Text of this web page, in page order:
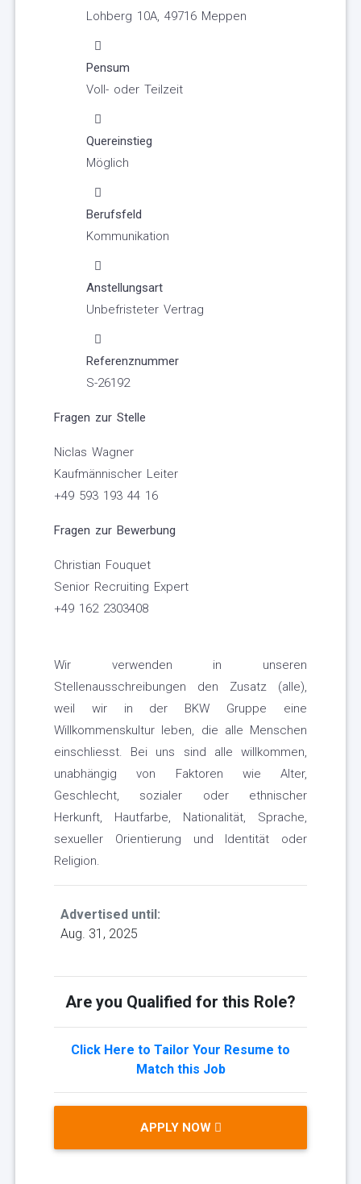
Lohberg 10A, 49716 Meppen
Pensum
Voll- oder Teilzeit
Quereinstieg
Möglich
Berufsfeld
Kommunikation
Anstellungsart
Unbefristeter Vertrag
Referenznummer
S-26192
Fragen zur Stelle
Niclas Wagner
Kaufmännischer Leiter
+49 593 193 44 16
Fragen zur Bewerbung
Christian Fouquet
Senior Recruiting Expert
+49 162 2303408
Wir verwenden in unseren
Stellenausschreibungen den Zusatz (alle),
weil wir in der BKW Gruppe eine
Willkommenskultur leben, die alle Menschen
einschliesst. Bei uns sind alle willkommen,
unabhängig von Faktoren wie Alter,
Geschlecht, sozialer oder ethnischer
Herkunft, Hautfarbe, Nationalität, Sprache,
sexueller Orientierung und Identität oder
Religion.
Advertised until:
Aug. 31, 2025
Are you Qualified for this Role?
Click Here to Tailor Your Resume to
Match this Job
APPLY NOW